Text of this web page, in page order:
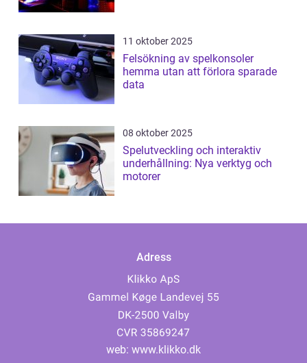
11 oktober 2025
Felsökning av spelkonsoler
hemma utan att förlora sparade
data
08 oktober 2025
Spelutveckling och interaktiv
underhållning: Nya verktyg och
motorer
Adress
web: www.klikko.dk